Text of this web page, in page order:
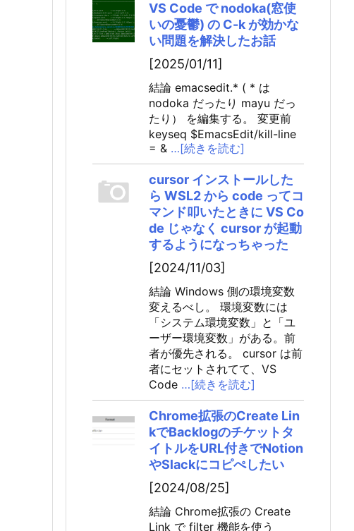
VS Code で nodoka(窓使
いの憂鬱) の C-k が効かな
い問題を解決したお話
[2025/01/11]
結論 emacsedit.* ( * は
nodoka だったり mayu だっ
たり） を編集する。 変更前
keyseq $EmacsEdit/kill-line
= & …[続きを読む]
cursor インストールした
ら WSL2 から code ってコ
マンド叩いたときに VS Co
de じゃなく cursor が起動
するようになっちゃった
[2024/11/03]
結論 Windows 側の環境変数
変えるべし。 環境変数には
「システム環境変数」と「ユ
ーザー環境変数」がある。前
者が優先される。 cursor は前
者にセットされてて、VS
Code …[続きを読む]
Chrome拡張のCreate Lin
kでBacklogのチケットタ
イトルをURL付きでNotion
やSlackにコピぺしたい
[2024/08/25]
結論 Chrome拡張の Create
Link で filter 機能を使う